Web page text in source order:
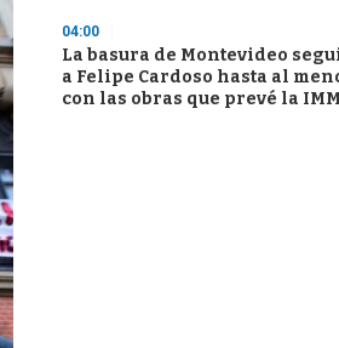
04:00
La basura de Montevideo
a Felipe Cardoso hasta al
con las obras que prevé la IMM